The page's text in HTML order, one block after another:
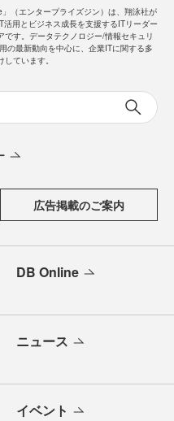
」（エンタープライズジン）は、翔泳社が
活用とビジネス成長を支援するITリーダー
です。データテクノロジー/情報セキュリ
の最新動向を中心に、企業ITに関する多
ています。
広告掲載のご案内
DB Online
ニュース
イベント